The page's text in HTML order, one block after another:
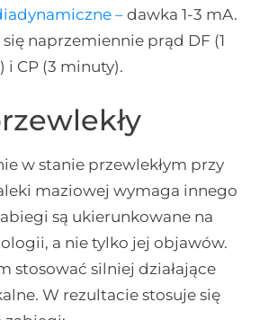
–dawka 1-3 mA.
się naprzemiennie prąd DF (1
i CP (3 minuty).
w stanie przewlekłym przy
maziowej wymaga innego
są ukierunkowane na
a nie tylko jej objawów.
stosować silniej działające
W rezultacie stosuje się